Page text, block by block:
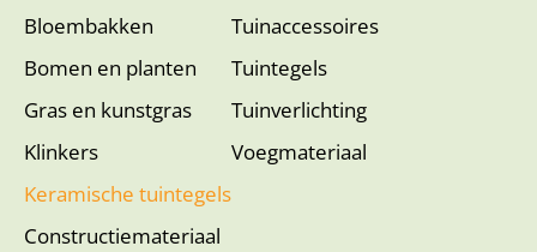
Bloembakken
Bomen en planten
Gras en kunstgras
Klinkers
Keramische tuintegels
Constructiemateriaal
Tuinaccessoires
Tuintegels
Tuinverlichting
Voegmateriaal